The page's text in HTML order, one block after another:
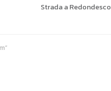
Strada a Redondesco